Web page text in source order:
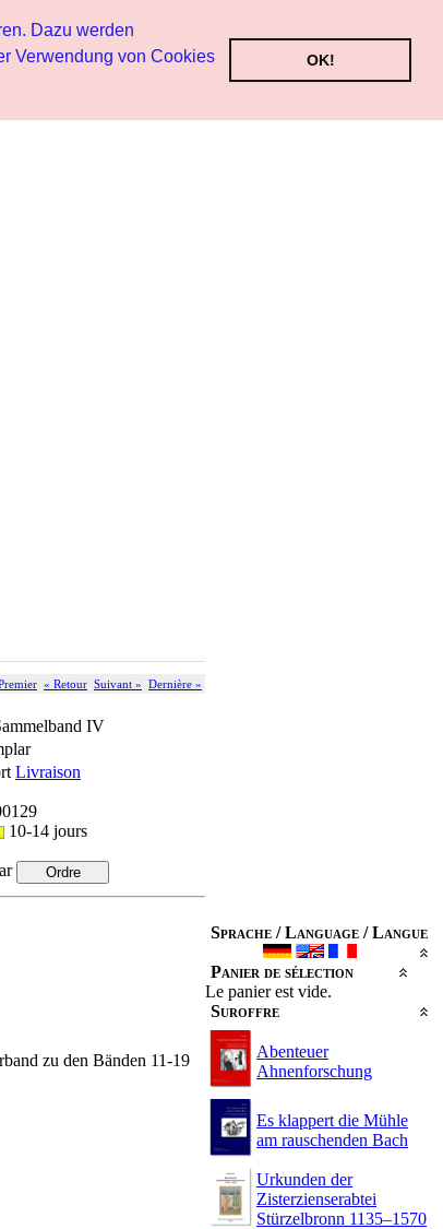
Dazu werden
Verwendung von Cookies
OK!
« Retour Suivant » Dernière »
IV
Livraison
10-14 jours
zu den Bänden 11-19
Sprache / Language / Langue
Panier de sélection
Le panier est vide.
Suroffre
Abenteuer
Ahnenforschung
Es klappert die Mühle
am rauschenden Bach
Urkunden der
Zisterzienserabtei
Stürzelbronn 1135–1570